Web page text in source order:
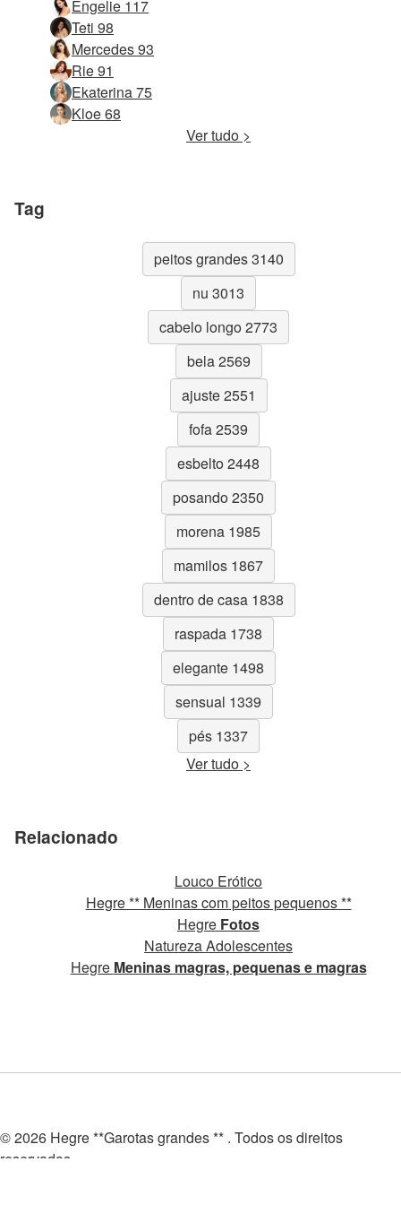
Engelie 117
Teti 98
Mercedes 93
Rie 91
Ekaterina 75
Kloe 68
Ver tudo >
Tag
peitos grandes 3140
nu 3013
cabelo longo 2773
bela 2569
ajuste 2551
fofa 2539
esbelto 2448
posando 2350
morena 1985
mamilos 1867
dentro de casa 1838
raspada 1738
elegante 1498
sensual 1339
pés 1337
Ver tudo >
Relacionado
Louco Erótico
Hegre ** Meninas com peitos pequenos **
Hegre Fotos
Natureza Adolescentes
Hegre Meninas magras, pequenas e magras
© 2026 Hegre **Garotas grandes ** . Todos os direitos
reservados.